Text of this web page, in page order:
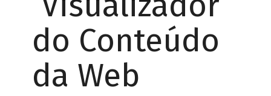
do Conteúdo
da Web